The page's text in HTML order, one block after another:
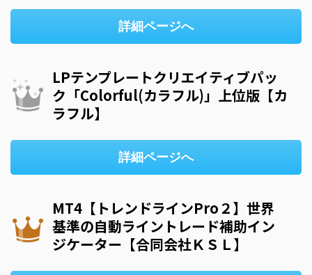
詳細ページへ
LPテンプレートクリエイティブパッ
ク「Colorful(カラフル)」上位版【カ
ラフル】
詳細ページへ
MT4【トレンドラインPro２】世界
基準の自動ライントレード補助イン
ジケーター【合同会社ＫＳＬ】